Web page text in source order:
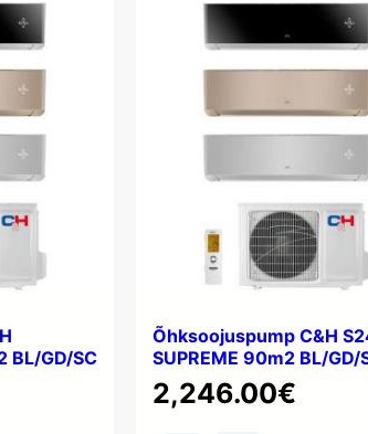
BL/GD/SC
Õhksoojuspump C&H
SUPREME 90m2 BL/GD/
2,246.00€